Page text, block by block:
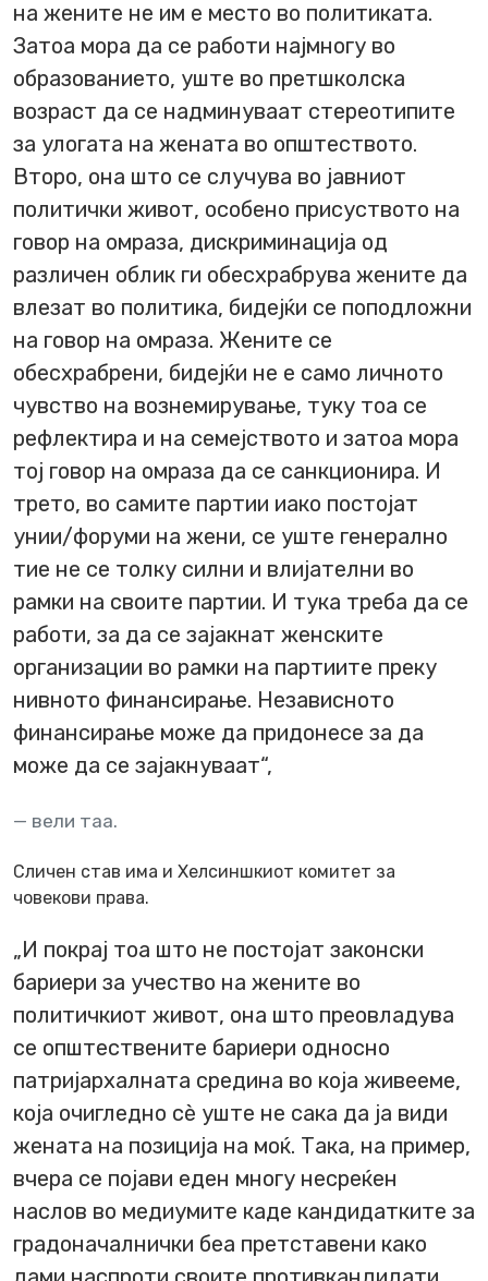
на жените не им е место во политиката.
Затоа мора да се работи најмногу во
образованието, уште во претшколска
возраст да се надминуваат стереотипите
за улогата на жената во општеството.
Второ, она што се случува во јавниот
политички живот, особено присуството на
говор на омраза, дискриминација од
различен облик ги обесхрабрува жените да
влезат во политика, бидејќи се поподложни
на говор на омраза. Жените се
обесхрабрени, бидејќи не е само личното
чувство на вознемирување, туку тоа се
рефлектира и на семејството и затоа мора
тој говор на омраза да се санкционира. И
трето, во самите партии иако постојат
унии/форуми на жени, се уште генерално
тие не се толку силни и влијателни во
рамки на своите партии. И тука треба да се
работи, за да се зајакнат женските
организации во рамки на партиите преку
нивното финансирање. Независното
финансирање може да придонесе за да
може да се зајакнуваат“,
вели таа.
Сличен став има и Хелсиншкиот комитет за
човекови права.
„И покрај тоа што не постојат законски
бариери за учество на жените во
политичкиот живот, она што преовладува
се општествените бариери односно
патријархалната средина во која живееме,
која очигледно сѐ уште не сака да ја види
жената на позиција на моќ. Така, на пример,
вчера се појави еден многу несреќен
наслов во медиумите каде кандидатките за
градоначалнички беа претставени како